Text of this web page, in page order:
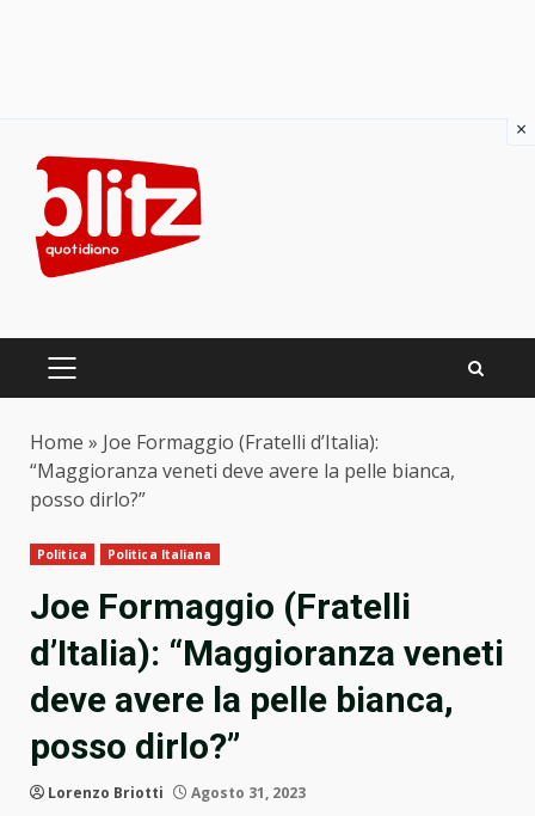
content
PRIMARY
Home » Joe Formaggio (Fratelli d’Italia):
“Maggioranza veneti deve avere la pelle bianca,
posso dirlo?”
Politica Politica Italiana
Joe Formaggio (Fratelli
d’Italia): “Maggioranza veneti
deve avere la pelle bianca,
posso dirlo?”
Lorenzo Briotti Agosto 31, 2023
×